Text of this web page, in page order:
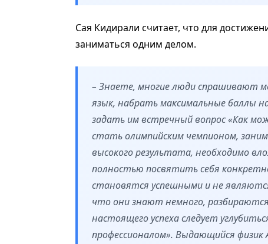
Сая Кидирали считает, что для
заниматься одним делом.
– Знаете, многие люди спрашивают
язык, набрать максимальные баллы
задать им встречный вопрос «Как
стать олимпийским чемпионом,
высокого результата, необходимо
полностью посвятить себя
становятся успешными и не
что они знают немного,
настоящего успеха следует
профессионалом». Выдающийся